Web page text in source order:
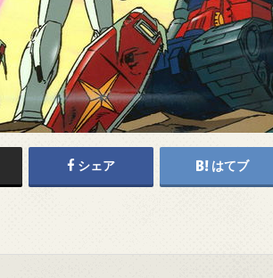
シェア はてブ